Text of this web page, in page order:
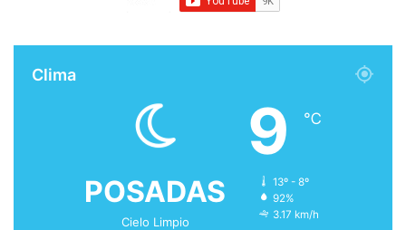
Clima
POSADAS
Cielo Limpio
9 ℃
13º - 8º
92%
3.17 km/h